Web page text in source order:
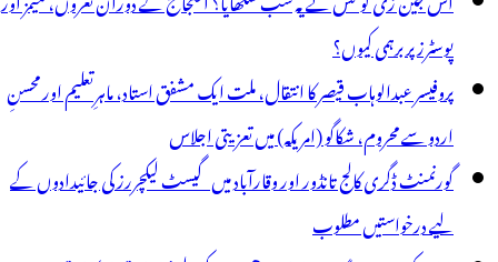
شرکت
اپیل
پوسٹرز پر برہمی کیوں؟
پروفیسر عبدالوہاب قیصر کا انتقال، ملت ایک مشفق استاد، ماہرِتعلیم اور محسنِ
اردو سے محروم، شکاگو (امریکہ) میں تعزیتی اجلاس
گورنمنٹ ڈگری کالج تانڈور اور وقارآباد میں گیسٹ لیکچررز کی جائیدادوں کے
لیے درخواستیں مطلوب